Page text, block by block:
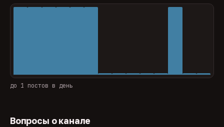
до 1 постов в день
Вопросы о канале